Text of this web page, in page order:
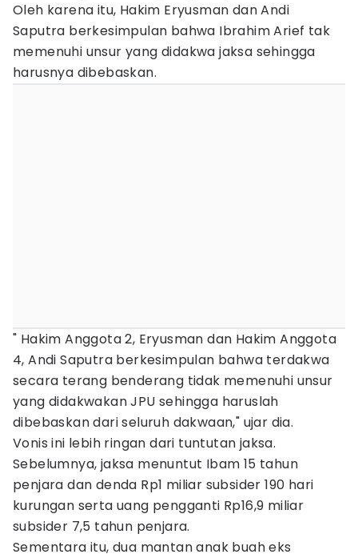
Oleh karena itu, Hakim Eryusman dan Andi
Saputra berkesimpulan bahwa Ibrahim Arief tak
memenuhi unsur yang didakwa jaksa sehingga
harusnya dibebaskan.
" Hakim Anggota 2, Eryusman dan Hakim Anggota
4, Andi Saputra berkesimpulan bahwa terdakwa
secara terang benderang tidak memenuhi unsur
yang didakwakan JPU sehingga haruslah
dibebaskan dari seluruh dakwaan," ujar dia.
Vonis ini lebih ringan dari tuntutan jaksa.
Sebelumnya, jaksa menuntut Ibam 15 tahun
penjara dan denda Rp1 miliar subsider 190 hari
kurungan serta uang pengganti Rp16,9 miliar
subsider 7,5 tahun penjara.
Sementara itu, dua mantan anak buah eks